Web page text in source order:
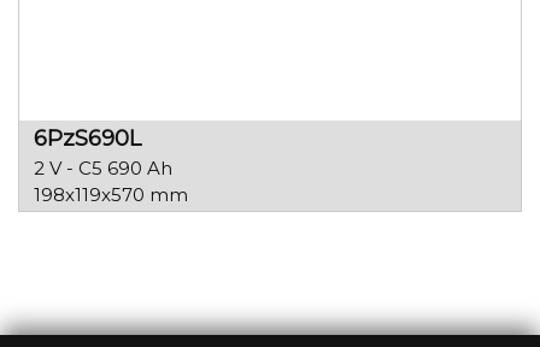
6PzS690L
2 V - C5 690 Ah
198x119x570 mm